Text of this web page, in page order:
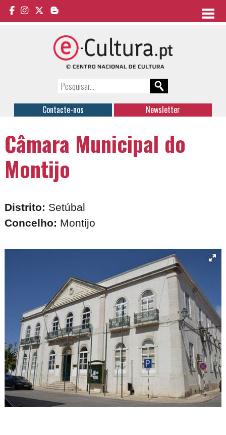
Contacte-nos Newsletter
Câmara Municipal do
Montijo
Distrito: Setúbal
Concelho: Montijo